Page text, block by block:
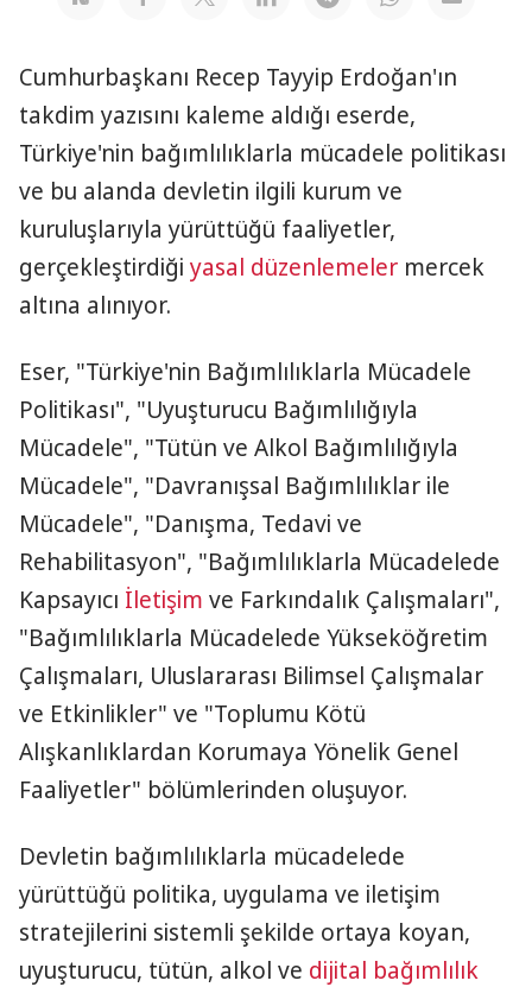
Cumhurbaşkanı Recep Tayyip Erdoğan'ın
takdim yazısını kaleme aldığı eserde,
Türkiye'nin bağımlılıklarla mücadele politikası
ve bu alanda devletin ilgili kurum ve
kuruluşlarıyla yürüttüğü faaliyetler,
gerçekleştirdiği yasal düzenlemeler mercek
altına alınıyor.
Eser, "Türkiye'nin Bağımlılıklarla Mücadele
Politikası", "Uyuşturucu Bağımlılığıyla
Mücadele", "Tütün ve Alkol Bağımlılığıyla
Mücadele", "Davranışsal Bağımlılıklar ile
Mücadele", "Danışma, Tedavi ve
Rehabilitasyon", "Bağımlılıklarla Mücadelede
Kapsayıcı İletişim ve Farkındalık Çalışmaları",
"Bağımlılıklarla Mücadelede Yükseköğretim
Çalışmaları, Uluslararası Bilimsel Çalışmalar
ve Etkinlikler" ve "Toplumu Kötü
Alışkanlıklardan Korumaya Yönelik Genel
Faaliyetler" bölümlerinden oluşuyor.
Devletin bağımlılıklarla mücadelede
yürüttüğü politika, uygulama ve iletişim
stratejilerini sistemli şekilde ortaya koyan,
uyuşturucu, tütün, alkol ve dijital bağımlılık